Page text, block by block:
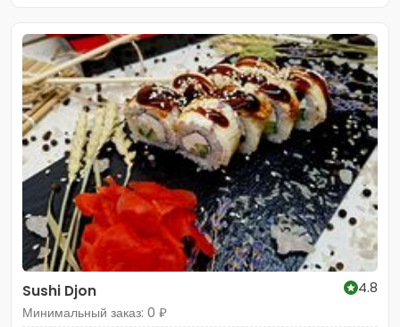
Sushi Djon
4.8
Минимальный заказ: 0 ₽